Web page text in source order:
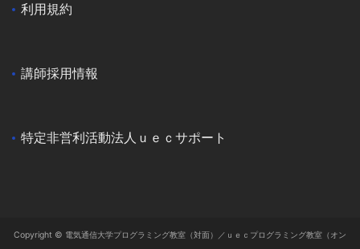
利用規約
講師採用情報
特定非営利活動法人ｕｅｃサポート
Copyright © 電気通信大学プログラミング教室（対面）／ｕｅｃプログラミング教室（オン